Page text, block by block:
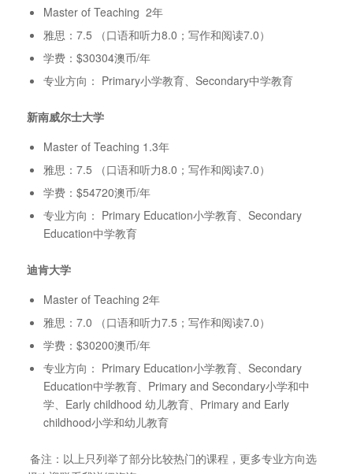
Master of Teaching 2年
雅思：7.5 （口语和听力8.0；写作和阅读7.0）
学费：$30304澳币/年
专业方向： Primary小学教育、Secondary中学教育
新南威尔士大学
Master of Teaching 1.3年
雅思：7.5 （口语和听力8.0；写作和阅读7.0）
学费：$54720澳币/年
专业方向： Primary Education小学教育、Secondary
Education中学教育
迪肯大学
Master of Teaching 2年
雅思：7.0 （口语和听力7.5；写作和阅读7.0）
学费：$30200澳币/年
专业方向： Primary Education小学教育、Secondary
Education中学教育、Primary and Secondary小学和中
学、Early childhood 幼儿教育、Primary and Early
childhood小学和幼儿教育
备注：以上只列举了部分比较热门的课程，更多专业方向选